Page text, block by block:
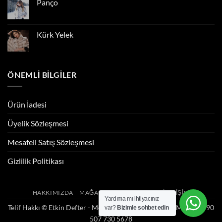
Panço
Kürk Yelek
ÖNEMLI BILGILER
Ürün İadesi
Üyelik Sözleşmesi
Mesafeli Satış Sözleşmesi
Gizlilik Politikası
HAKKIMIZDA MAĞAZAMIZ HABERLER İLETIŞIM
Telif Hakkı © Etkin Defter - Mehmet Şakir Arslan. Web Mimarı: +90
507 730 5678
Yardıma mı ihtiyacınız
var? Bizimle sohbet edin